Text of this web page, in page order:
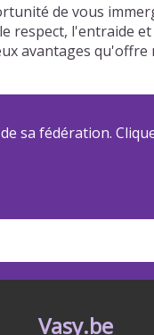
de vous
respect, l'entraide
avantages
sa fédération.
Vasy.be